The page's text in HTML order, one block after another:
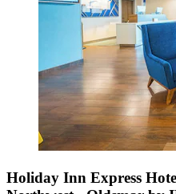
Holiday Inn Express